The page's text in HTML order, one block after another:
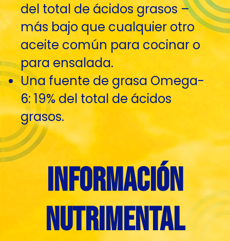
del total de ácidos grasos –
más bajo que cualquier otro
aceite común para cocinar o
para ensalada.
Una fuente de grasa Omega-
6: 19% del total de ácidos
grasos.
información
nutrimental